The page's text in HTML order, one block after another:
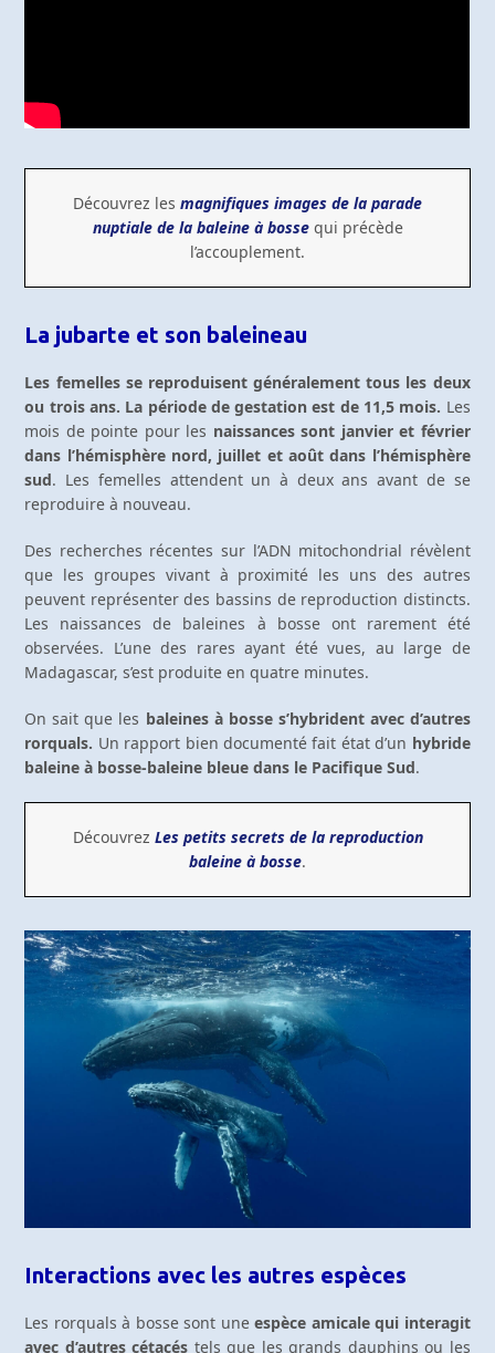
Découvrez les magnifiques images de la parade
nuptiale de la baleine à bossequi précède
l’accouplement.
La jubarte et son baleineau
Les femelles se reproduisent généralement tous les deux
ou trois ans. La période de gestation est de 11,5 mois. Les
mois de pointe pour les naissances sont janvier et février
dans l’hémisphère nord, juillet et août dans l’hémisphère
sud. Les femelles attendent un à deux ans avant de se
reproduire à nouveau.
Des recherches récentes sur l’ADN mitochondrial révèlent
que les groupes vivant à proximité les uns des autres
peuvent représenter des bassins de reproduction distincts.
Les naissances de baleines à bosse ont rarement été
observées. L’une des rares ayant été vues, au large de
Madagascar, s’est produite en quatre minutes.
On sait que les baleines à bosse s’hybrident avec d’autres
rorquals. Un rapport bien documenté fait état d’un hybride
baleine à bosse-baleine bleue dans le Pacifique Sud.
Découvrez Les petits secrets de la reproduction
baleine à bosse.
Interactions avec les autres espèces
Les rorquals à bosse sont uneespèce amicale qui interagit
avec d’autres cétacés tels que les grands dauphins ou les